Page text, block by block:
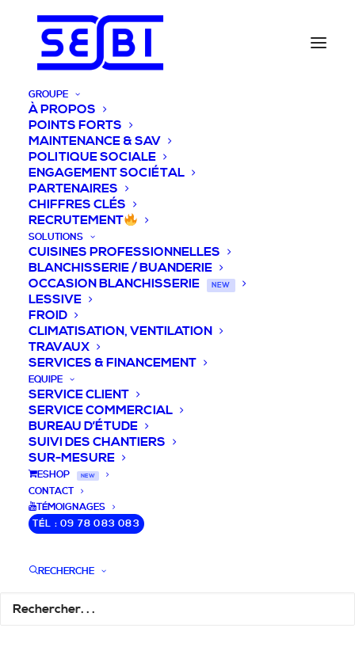
GROUPE
À PROPOS
POINTS FORTS
MAINTENANCE & SAV
POLITIQUE SOCIALE
ENGAGEMENT SOCIÉTAL
PARTENAIRES
CHIFFRES CLÉS
RECRUTEMENT
SOLUTIONS
CUISINES PROFESSIONNELLES
BLANCHISSERIE / BUANDERIE
OCCASION BLANCHISSERIE
NEW
LESSIVE
FROID
CLIMATISATION, VENTILATION
TRAVAUX
SERVICES & FINANCEMENT
EQUIPE
SERVICE CLIENT
SERVICE COMMERCIAL
BUREAU D’ÉTUDE
SUIVI DES CHANTIERS
SUR-MESURE
ESHOP NEW
CONTACT
TÉMOIGNAGES
TÉL : 09 78 083 083
RECHERCHE
DEVIS / CONSEILS /
QUESTIONS